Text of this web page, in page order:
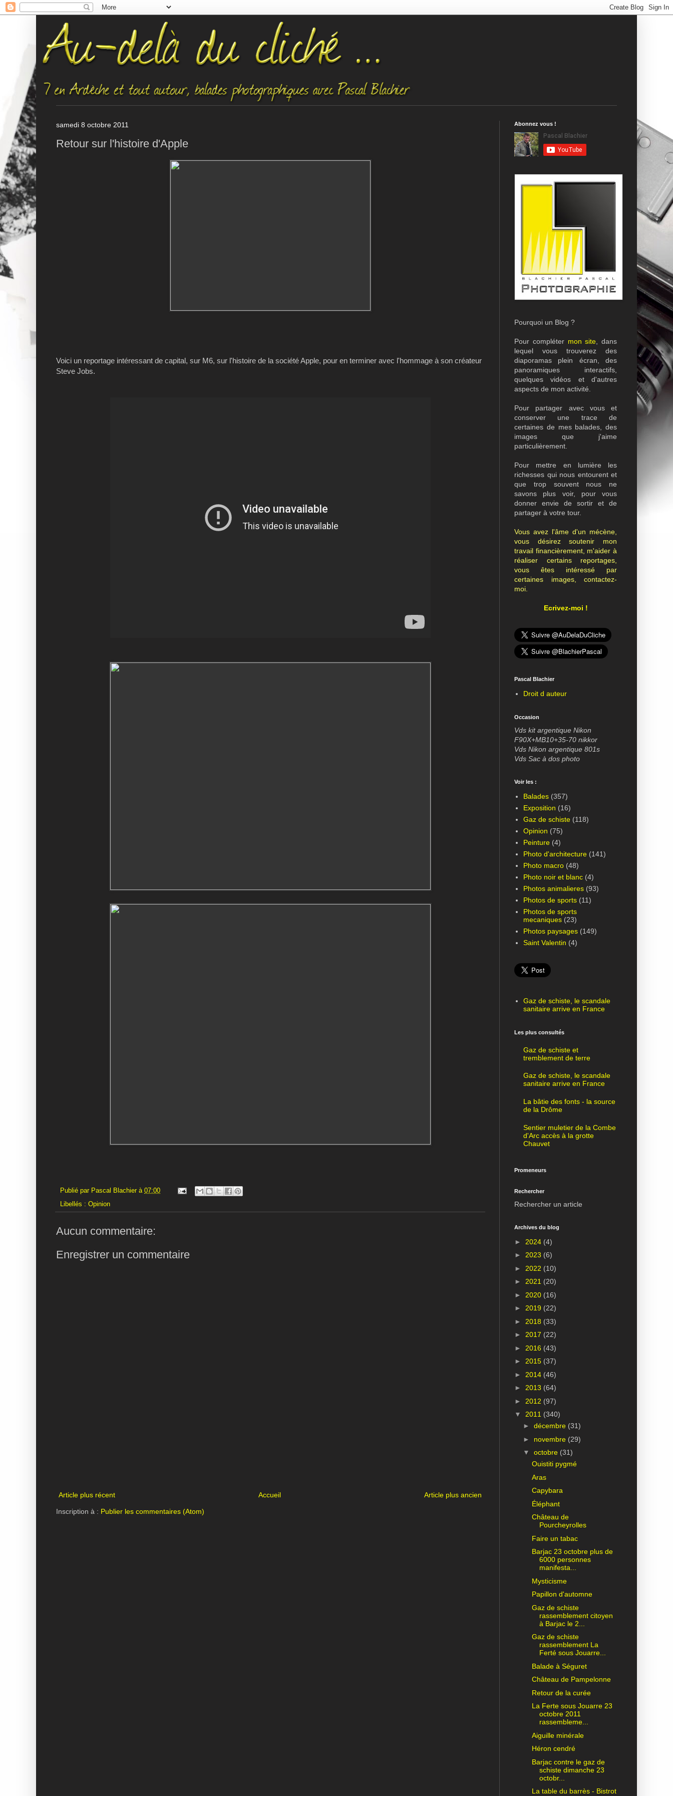
samedi 8 octobre 2011
Retour sur l'histoire d'Apple
Voici un reportage intéressant de capital, sur M6, sur l'histoire de la société Apple, pour en terminer avec l'hommage à son créateur
Steve Jobs.
Publié par Pascal Blachier à 07:00
Libellés : Opinion
Aucun commentaire:
Enregistrer un commentaire
Article plus récent Article plus ancien
Accueil
Inscription à : Publier les commentaires (Atom)
Abonnez vous !
Pourquoi un Blog ?
Pour compléter mon site , dans
lequel vous trouverez des
diaporamas plein écran, des
panoramiques interactifs,
quelques vidéos et d'autres
aspects de mon activité.
Pour partager avec vous et
conserver une trace de
certaines de mes balades, des
images que j'aime
particulièrement.
Pour mettre en lumière les
richesses qui nous entourent et
que trop souvent nous ne
savons plus voir, pour vous
donner envie de sortir et de
partager à votre tour.
Vous avez l'âme d'un mécène,
vous désirez soutenir mon
travail financièrement, m'aider à
réaliser certains reportages,
vous êtes intéressé par
certaines images, contactez-
moi.
Ecrivez-moi !
Pascal Blachier
Droit d auteur
Occasion
Vds kit argentique Nikon
F90X+MB10+35-70 nikkor
Vds Nikon argentique 801s
Vds Sac à dos photo
Voir les :
Balades (357)
Exposition (16)
Gaz de schiste (118)
Opinion (75)
Peinture (4)
Photo d'architecture (141)
Photo macro (48)
Photo noir et blanc (4)
Photos animalieres (93)
Photos de sports (11)
Photos de sports
mecaniques (23)
Photos paysages (149)
Saint Valentin (4)
Gaz de schiste, le scandale
sanitaire arrive en France
Les plus consultés
Gaz de schiste et
tremblement de terre
Gaz de schiste, le scandale
sanitaire arrive en France
La bâtie des fonts - la source
de la Drôme
Sentier muletier de la Combe
d'Arc accès à la grotte
Chauvet
Promeneurs
Rechercher
Rechercher un article
Archives du blog
► 2024 (4)
► 2023 (6)
► 2022 (10)
► 2021 (20)
► 2020 (16)
► 2019 (22)
► 2018 (33)
► 2017 (22)
► 2016 (43)
► 2015 (37)
► 2014 (46)
► 2013 (64)
► 2012 (97)
▼ 2011 (340)
► décembre (31)
► novembre (29)
▼ octobre (31)
Ouistiti pygmé
Aras
Capybara
Éléphant
Château de
Pourcheyrolles
Faire un tabac
Barjac 23 octobre plus de
6000 personnes
manifesta...
Mysticisme
Papillon d'automne
Gaz de schiste
rassemblement citoyen
à Barjac le 2...
Gaz de schiste
rassemblement La
Ferté sous Jouarre...
Balade à Séguret
Château de Pampelonne
Retour de la curée
La Ferte sous Jouarre 23
octobre 2011
rassembleme...
Aiguille minérale
Héron cendré
Barjac contre le gaz de
schiste dimanche 23
octobr...
La table du barrès - Bistrot